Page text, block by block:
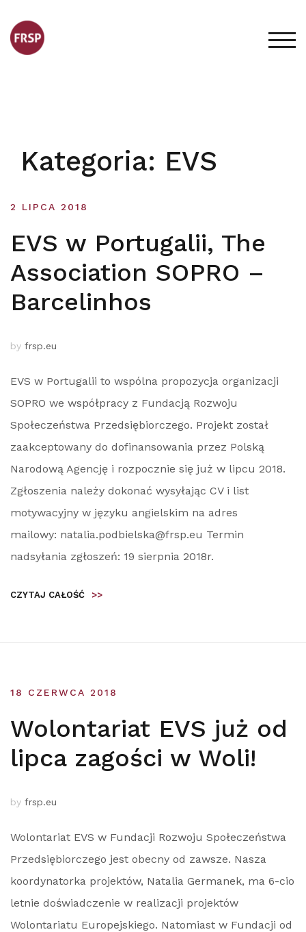
content
Kategoria: EVS
2 LIPCA 2018
EVS w Portugalii, The
Association SOPRO –
Barcelinhos
by frsp.eu
EVS w Portugalii to wspólna propozycja organizacji
SOPRO we współpracy z Fundacją Rozwoju
Społeczeństwa Przedsiębiorczego. Projekt został
zaakceptowany do dofinansowania przez Polską
Narodową Agencję i rozpocznie się już w lipcu 2018.
Zgłoszenia należy dokonać wysyłając CV i list
motywacyjny w języku angielskim na adres
mailowy: natalia.podbielska@frsp.eu Termin
nadsyłania zgłoszeń: 19 sierpnia 2018r.
CZYTAJ CAŁOŚĆ >>
18 CZERWCA 2018
Wolontariat EVS już od
lipca zagości w Woli!
by frsp.eu
Wolontariat EVS w Fundacji Rozwoju Społeczeństwa
Przedsiębiorczego jest obecny od zawsze. Nasza
koordynatorka projektów, Natalia Germanek, ma 6-cio
letnie doświadczenie w realizacji projektów
Wolontariatu Europejskiego. Natomiast w Fundacji od